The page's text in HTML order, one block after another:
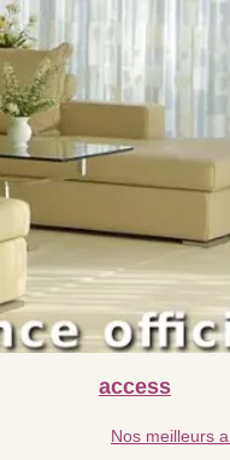
access
Nos meilleurs